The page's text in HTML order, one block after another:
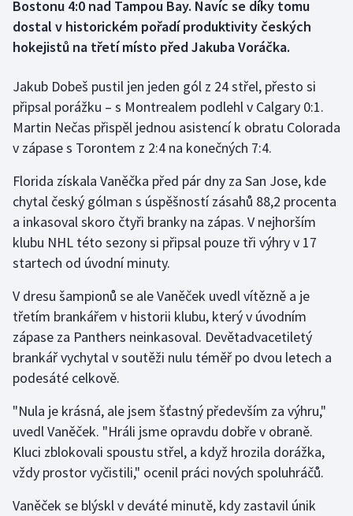
Florbal
Golf
Gymnastika
Házená
Jezdectví
Judo
Krasobruslení
Lezení
Lyže a snowboard
Moderní pětiboj
Motorsport
Bostonu 4:0 nad Tampou Bay. Navíc se díky tomu
dostal v historickém pořadí produktivity českých
hokejistů na třetí místo před Jakuba Voráčka.
Jakub Dobeš pustil jen jeden gól z 24 střel, přesto si
připsal porážku – s Montrealem podlehl v Calgary 0:1.
Martin Nečas přispěl jednou asistencí k obratu Colorada
v zápase s Torontem z 2:4 na konečných 7:4.
Florida získala Vaněčka před pár dny za San Jose, kde
chytal český gólman s úspěšností zásahů 88,2 procenta
a inkasoval skoro čtyři branky na zápas. V nejhorším
klubu NHL této sezony si připsal pouze tři výhry v 17
startech od úvodní minuty.
V dresu šampionů se ale Vaněček uvedl vítězně a je
třetím brankářem v historii klubu, který v úvodním
zápase za Panthers neinkasoval. Devětadvacetiletý
brankář vychytal v soutěži nulu téměř po dvou letech a
podesáté celkově.
"Nula je krásná, ale jsem šťastný především za výhru,"
uvedl Vaněček. "Hráli jsme opravdu dobře v obraně.
Kluci zblokovali spoustu střel, a když hrozila dorážka,
vždy prostor vyčistili," ocenil práci nových spoluhráčů.
Vaněček se blýskl v deváté minutě, kdy zastavil únik